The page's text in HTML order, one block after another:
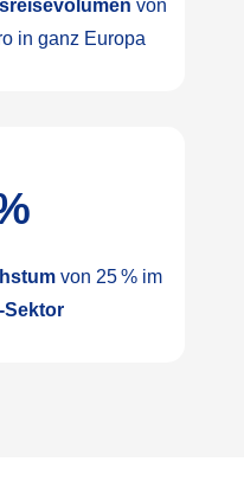
von
in ganz Europa
von 25 % im
Sektor